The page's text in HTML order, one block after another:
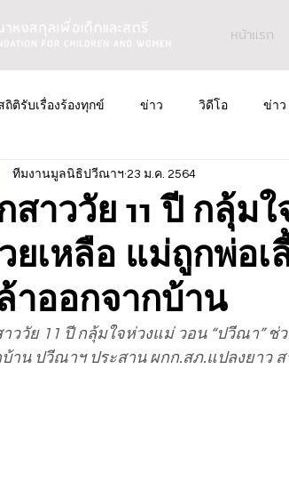
หน้าแรก
ถิติรับเรื่องร้องทุกข์ ข่าว วิดีโอ ข่าว
สาววัย 11 ปี กลุ้ม
ยเหลือ แม่ถูกพ่อเ
าออกจากบ้าน
ทีมงานมูลนิธิปวีณาฯ 23 ม.ค. 2564
ววัย 11 ปี กลุ้มใจห่วงแม่ วอน “ปวีณา”
บ้าน ปวีณาฯ ประสาน ผกก.สภ.แปลงยาว